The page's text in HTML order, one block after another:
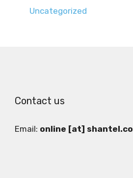
Uncategorized
Contact us
Email: online [at] shantel.co